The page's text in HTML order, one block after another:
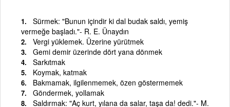
Sürmek: "Bunun içindir ki dal budak saldı, yemiş
vermeğe başladı."- R. E. Ünaydın
Vergi yüklemek. Üzerine yürütmek
Gemi demir üzerinde dört yana dönmek
Sarkıtmak
Koymak, katmak
Bakmamak, ilgilenmemek, özen göstermemek
Göndermek, yollamak
Saldırmak: "Aç kurt, yılana da salar, taşa da! dedi."- M.